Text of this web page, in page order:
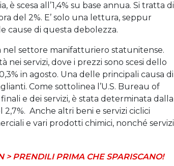
scesa all’1,4% su base annua. Si tratta di
del 2%. E’ solo una lettura, seppur
cause di questa debolezza.
nel settore manifatturiero statunitense.
nei servizi, dove i prezzi sono scesi dello
in agosto. Una delle principali causa di
Come sottolinea l’U.S. Bureau of
e dei servizi, è stata determinata dalla
2,7%. Anche altri beni e servizi ciclici
e vari prodotti chimici, nonché servizi
> PRENDILI PRIMA CHE SPARISCANO!